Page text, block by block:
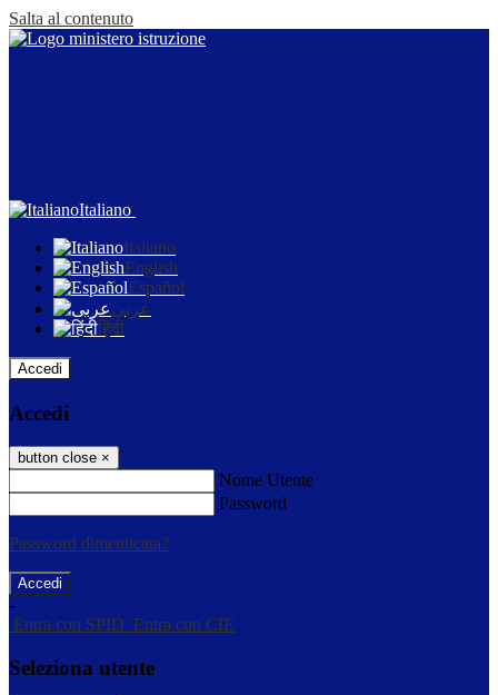
Salta al contenuto
Italiano
Italiano
English
Español
عربى
हिंदी
Accedi
Accedi
button close ×
Nome Utente
Password
Password dimenticata?
-
Entra con SPID Entra con CIE
Seleziona utente